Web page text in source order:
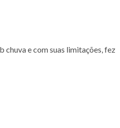
chuva e com suas limitações, fez